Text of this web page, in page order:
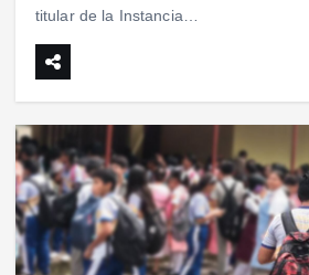
titular de la Instancia…